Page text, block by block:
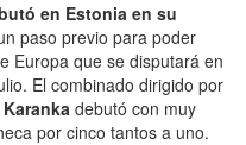
en Estonia en su
paso previo para poder
Europa que se disputará en
El combinado dirigido por
debutó con muy
por cinco tantos a uno.